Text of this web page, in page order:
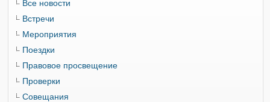
Все новости
Встречи
Мероприятия
Поездки
Правовое просвещение
Проверки
Совещания